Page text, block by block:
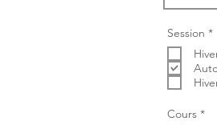
Session *O
l
i
g
a
Cours *O